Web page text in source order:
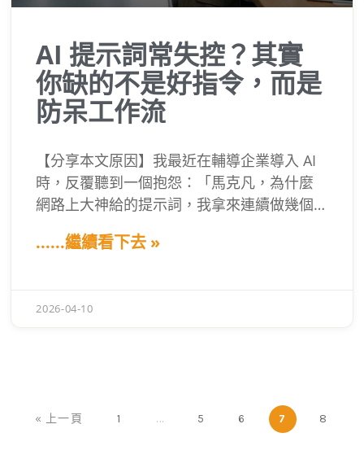
AI 提示詞常失控？其實
你缺的不是好指令，而是
防呆工作流
【分享本文原因】我最近在輔導企業導入 AI
時，反覆聽到一個抱怨：「馬克凡，為什麼
網路上大神給的提示詞，我拿來連續做幾個
直覺反應就是瘋狂去改 Prompt，或者塞更多
話說對了就能包山包海的神仙時，你就已經
......繼續看下去 »
2026-04-10
« 上一頁 1 ... 5 6 7 8